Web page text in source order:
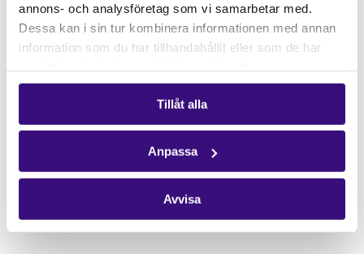
annons- och analysföretag som vi samarbetar med.
Dessa kan i sin tur kombinera informationen med annan
information som du har tillhandahållit eller som de har
Tillåt alla
Anpassa
Avvisa
Följ oss
Facebook
Instagram
Få vårt nyhetsbrev